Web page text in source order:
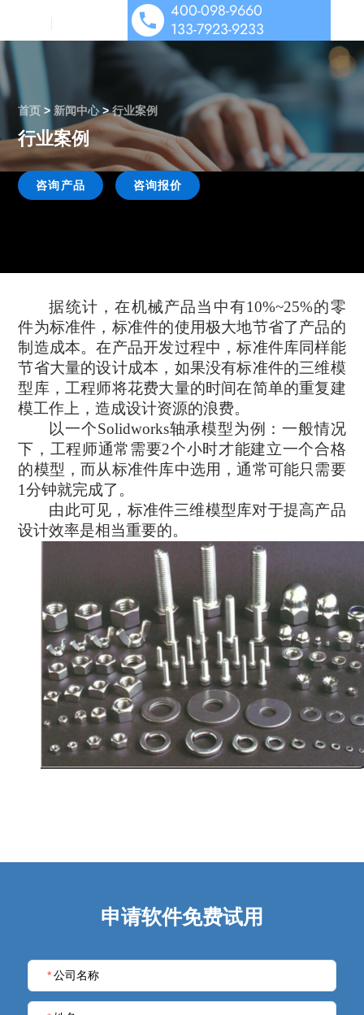
SOLIDWORKS 设计
多学科仿真
技术服务
工业设备解决方案
汽车零部件解决方案
能源与材料解决方案
公司动态
技术交流
行业案例
公司介绍
就业机会
企业文化
400-098-9660
133-7923-9233
首页 > 新闻中心>行业案例
行业案例
咨询产品 咨询报价
据统计，在机械产品当中有10%~25%的零
件为标准件，标准件的使用极大地节省了产品的
制造成本。在产品开发过程中 ，标准件库同样能
节省大量的设计成本，如果没有标准件的三维模
型库，工程师将花费大量的时间在简单的重复建
模工作上，造成设计资源的浪费。
以一个Solidworks轴承模型为例：一般情况
下， 工程师通常需要2个小时才能建立一个合格
的模型，而从标准件库中选用，通常可能只需要
1分钟就完成了 。
由此可见，标准件三维模型库对于提高产品
设计效率是相当重要的。
申请软件免费试用
* 公司名称